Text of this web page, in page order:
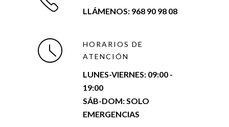
LLÁMENOS: 968 90 98 08
HORARIOS DE
ATENCIÓN
LUNES-VIERNES: 09:00 -
19:00
SÁB-DOM: SOLO
EMERGENCIAS